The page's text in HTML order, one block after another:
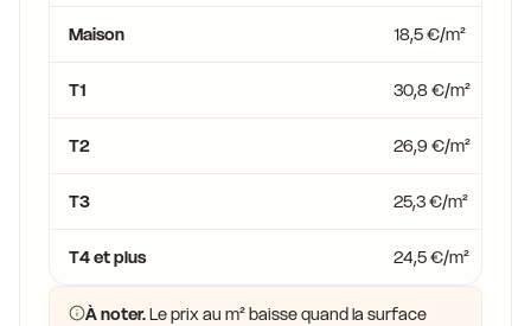
Maison 18,5 €/m²
T1 30,8 €/m²
T2 26,9 €/m²
T3 25,3 €/m²
T4 et plus 24,5 €/m²
À noter.Le prix au m² baisse quand la surface